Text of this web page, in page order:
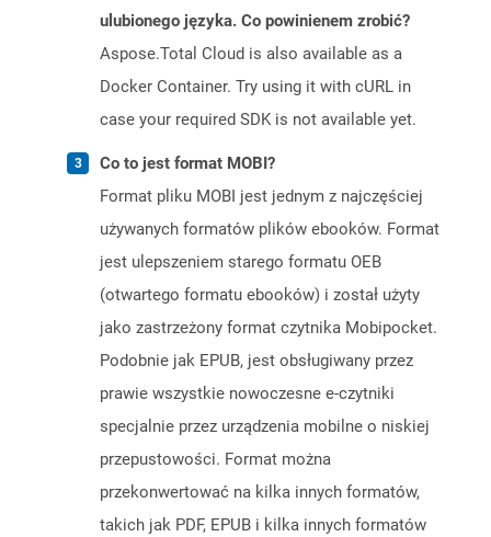
ulubionego języka. Co powinienem zrobić?
Aspose.Total Cloud is also available as a
Docker Container. Try using it with cURL in
case your required SDK is not available yet.
Co to jest format MOBI?
Format pliku MOBI jest jednym z najczęściej
używanych formatów plików ebooków. Format
jest ulepszeniem starego formatu OEB
(otwartego formatu ebooków) i został użyty
jako zastrzeżony format czytnika Mobipocket.
Podobnie jak EPUB, jest obsługiwany przez
prawie wszystkie nowoczesne e-czytniki
specjalnie przez urządzenia mobilne o niskiej
przepustowości. Format można
przekonwertować na kilka innych formatów,
takich jak PDF, EPUB i kilka innych formatów